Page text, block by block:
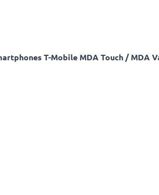
T-Mobile MDA Touch / MDA